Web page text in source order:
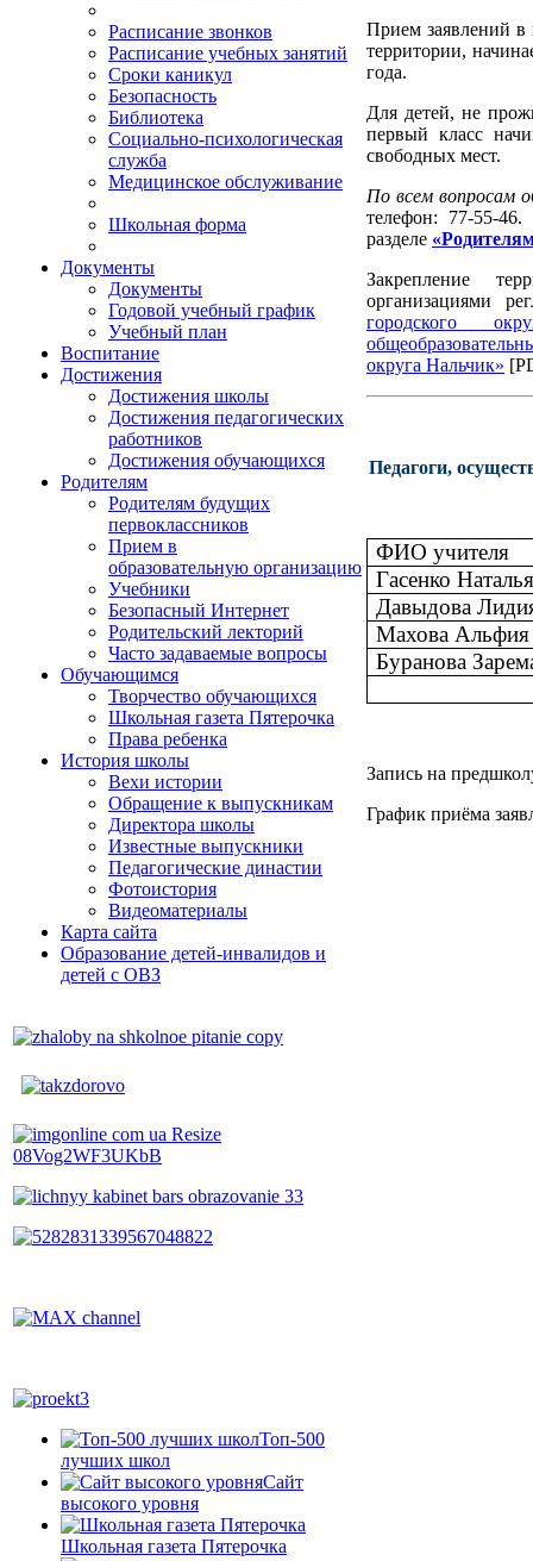
Расписание звонков
Расписание учебных занятий
Сроки каникул
Безопасность
Библиотека
Социально-психологическая
служба
Медицинское обслуживание
Школьная форма
Документы
Документы
Годовой учебный график
Учебный план
Воспитание
Достижения
Достижения школы
Достижения педагогических
работников
Достижения обучающихся
Родителям
Родителям будущих
первоклассников
Прием в
образовательную организацию
Учебники
Безопасный Интернет
Родительский лекторий
Часто задаваемые вопросы
Обучающимся
Творчество обучающихся
Школьная газета Пятерочка
Права ребенка
История школы
Вехи истории
Обращение к выпускникам
Директора школы
Известные выпускники
Педагогические династии
Фотоистория
Видеоматериалы
Карта сайта
Образование детей-инвалидов и
детей с ОВЗ
Топ-500
лучших школ
Сайт
высокого уровня
Школьная газета Пятерочка
Прием заявлений
территории,
года.
Для детей, не
первый класс
свободных мест.
По всем вопросам
телефон: 77-55-
разделе
Закрепление
организациями
городского
округа Нальчик»
Педагоги,
ФИО учителя
Гасенко
Давыдова
Махова Альфия
Буранова
Запись на
График приёма